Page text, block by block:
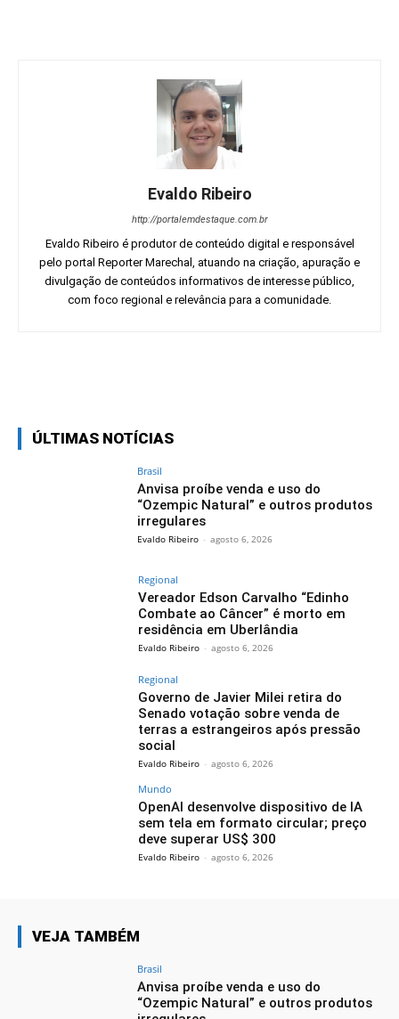
Evaldo Ribeiro
http://portalemdestaque.com.br
Evaldo Ribeiro é produtor de conteúdo digital e responsável
pelo portal Reporter Marechal, atuando na criação, apuração e
divulgação de conteúdos informativos de interesse público,
com foco regional e relevância para a comunidade.
ÚLTIMAS NOTÍCIAS
Brasil
Anvisa proíbe venda e uso do
“Ozempic Natural” e outros produtos
irregulares
Evaldo Ribeiro - agosto 6, 2026
Regional
Vereador Edson Carvalho “Edinho
Combate ao Câncer” é morto em
residência em Uberlândia
Evaldo Ribeiro - agosto 6, 2026
Regional
Governo de Javier Milei retira do
Senado votação sobre venda de
terras a estrangeiros após pressão
social
Evaldo Ribeiro - agosto 6, 2026
Mundo
OpenAI desenvolve dispositivo de IA
sem tela em formato circular; preço
deve superar US$ 300
Evaldo Ribeiro - agosto 6, 2026
VEJA TAMBÉM
Brasil
Anvisa proíbe venda e uso do
“Ozempic Natural” e outros produtos